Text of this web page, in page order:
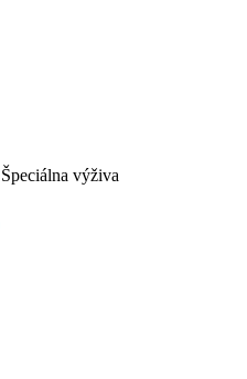
Špeciálna výživa